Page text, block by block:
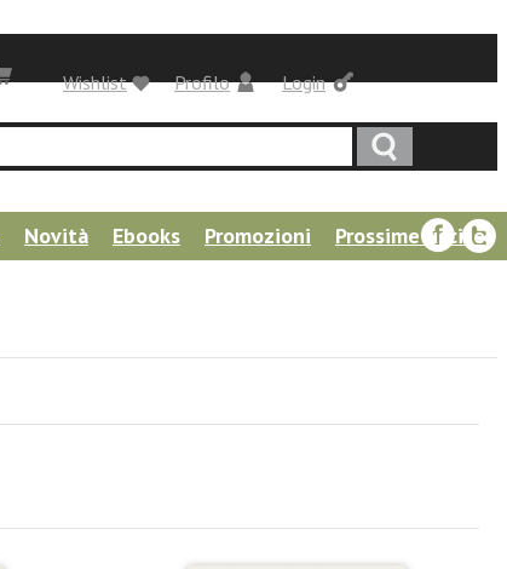
Login
Profilo
Wishlist
Novità Ebooks Promozioni
Prossime uscite